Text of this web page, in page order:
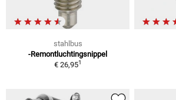
stahlbus
-Remontluchtingsnippel
€ 26,951